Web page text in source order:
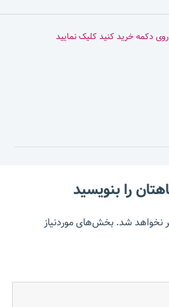
دکمه خرید کنید کلیک نمایید
را بنویسید
نخواهد شد.بخش‌های موردنیاز